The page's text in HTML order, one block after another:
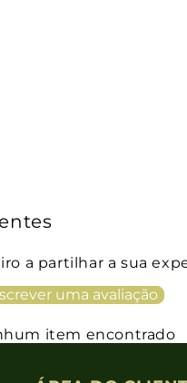
a partilhar a sua
uma avaliação
item encontrado